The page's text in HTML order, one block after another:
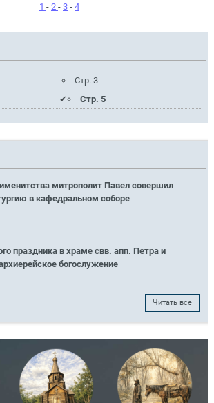
1 - 2 - 3 - 4
Стр. 3
Стр. 5
митрополит Павел совершил
в кафедральном соборе
праздника в храме свв. апп. Петра и
богослужение
Читать все